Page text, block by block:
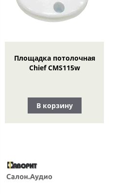
Площадка потолочная
Chief CMS115w
В корзину